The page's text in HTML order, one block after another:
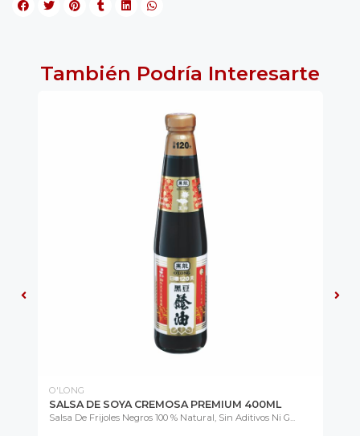
También Podría Interesarte
O'LONG
SALSA DE SOYA CREMOSA PREMIUM 400ML
Salsa De Frijoles Negros 100 % Natural, Sin Aditivos Ni G...